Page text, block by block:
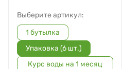
Выберите артикул:
1 бутылка
Упаковка (6 шт.)
Курс воды на 1 месяц